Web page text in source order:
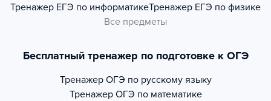
Тренажер ЕГЭ по информатикеТренажер ЕГЭ по физике
Все предметы
Бесплатный тренажер по подготовке к ОГЭ
Тренажер ОГЭ по русскому языку
Тренажер ОГЭ по математике